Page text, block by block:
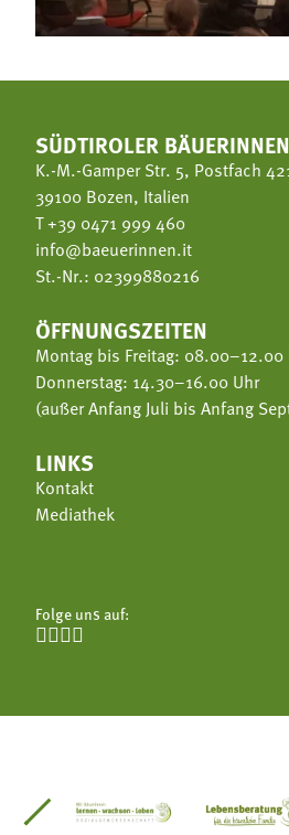
SÜDTIROLER
K.-M.-Gamper Str. 5, Postfach
39100 Bozen, Italien
T+39 0471 999 460
info@baeuerinnen.it
St.-Nr.: 02399880216
ÖFFNUNGSZEITEN
Montag bis Freitag: 08.00–12.00
Donnerstag: 14.30–16.00 Uhr
(außer Anfang Juli bis Anfang
LINKS
Kontakt
Mediathek
Folge uns auf:

Südtirol
Gärtnervereinigung